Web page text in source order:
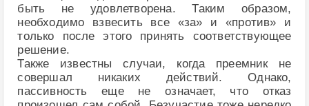
быть не удовлетворена. Таким образом,
необходимо взвесить все «за» и «против» и
только после этого принять соответствующее
решение.
Также известны случаи, когда преемник не
совершал никаких действий. Однако,
пассивность еще не означает, что отказ